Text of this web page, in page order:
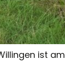
ist am